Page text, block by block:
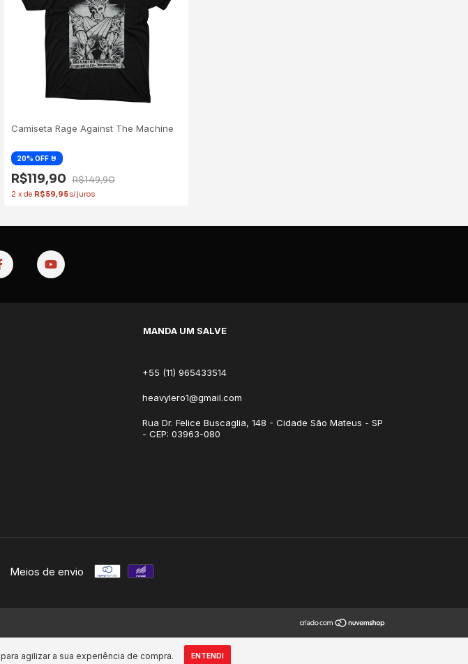
para agilizar a sua experiência de compra. ENTENDI
Camiseta Rage Against The Machine
R$119,90 R$149,90
2 x de R$59,95
MANDA UM SALVE
+55 (11) 965433514
heavylero1@gmail.com
Rua Dr. Felice Buscaglia, 148 - Cidade São Mateus - SP
- CEP: 03963-080
Meios de envio